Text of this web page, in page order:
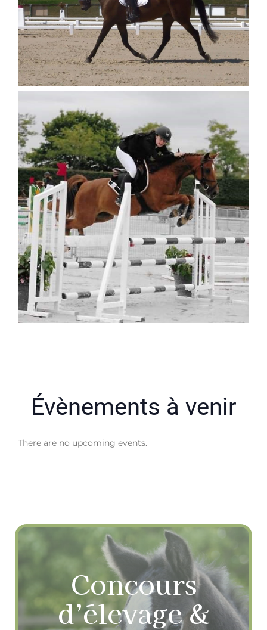
Évènements à venir
There are no upcoming events.
Concours
d’élevage &